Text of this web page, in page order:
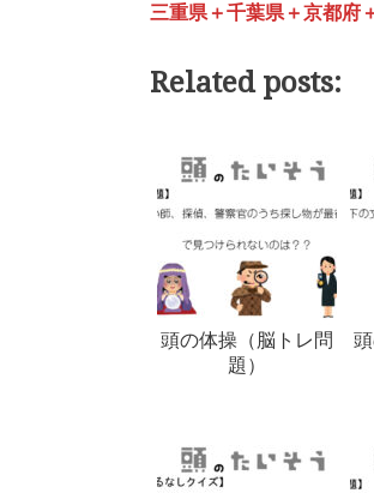
三重県＋千葉県＋京都府
Related posts:
頭の体操（脳トレ問
題）